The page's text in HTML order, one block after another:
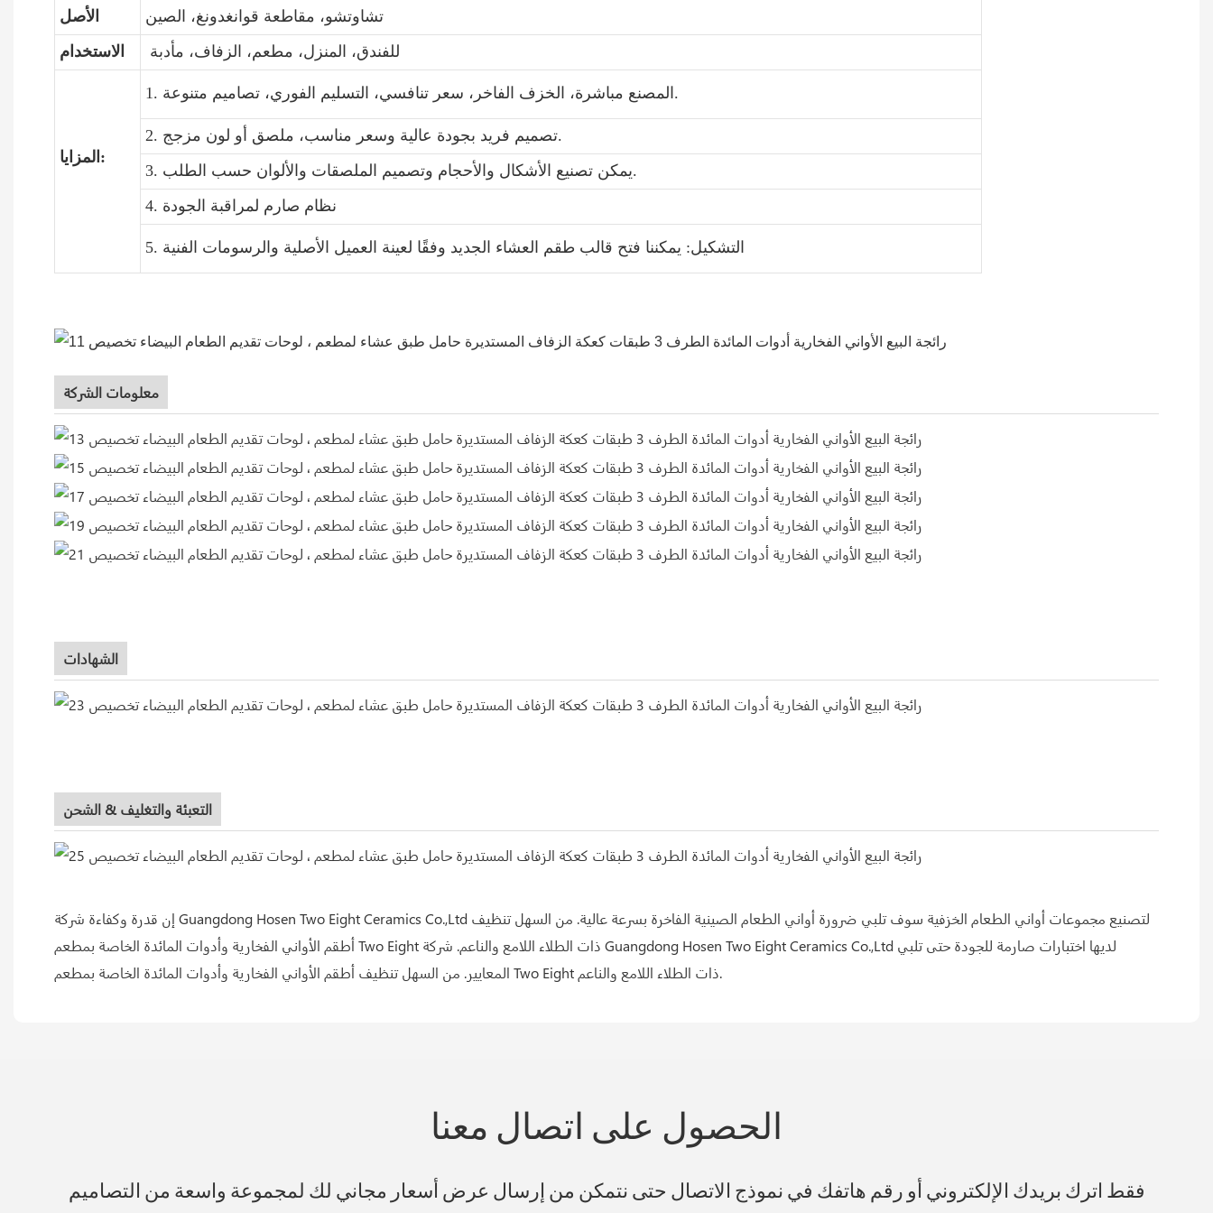
الأصل
تشاوتشو، مقاطعة قوانغدونغ، الصين
الاستخدام
للفندق، المنزل، مطعم، الزفاف، مأدبة
المزايا:
1. المصنع مباشرة، الخزف الفاخر، سعر تنافسي، التسليم الفوري، تصاميم متنوعة.
2. تصميم فريد بجودة عالية وسعر مناسب، ملصق أو لون مزجج.
3. يمكن تصنيع الأشكال والأحجام وتصميم الملصقات والألوان حسب الطلب.
4. نظام صارم لمراقبة الجودة
5. التشكيل: يمكننا فتح قالب طقم العشاء الجديد وفقًا لعينة العميل الأصلية والرسومات الفنية
معلومات الشركة
الشهادات
التعبئة والتغليف & الشحن
إن قدرة وكفاءة شركة Guangdong Hosen Two Eight Ceramics Co.,Ltd لتصنيع مجموعات أواني الطعام الخزفية سوف تلبي ضرورة أواني الطعام الصينية الفاخرة بسرعة عالية. من السهل تنظيف
أطقم الأواني الفخارية وأدوات المائدة الخاصة بمطعم Two Eight ذات الطلاء اللامع والناعم. شركة Guangdong Hosen Two Eight Ceramics Co.,Ltd لديها اختبارات صارمة للجودة حتى تلبي
المعايير. من السهل تنظيف أطقم الأواني الفخارية وأدوات المائدة الخاصة بمطعم Two Eight ذات الطلاء اللامع والناعم.
الحصول على اتصال معنا
فقط اترك بريدك الإلكتروني أو رقم هاتفك في نموذج الاتصال حتى نتمكن من إرسال عرض أسعار مجاني لك لمجموعة واسعة من التصاميم